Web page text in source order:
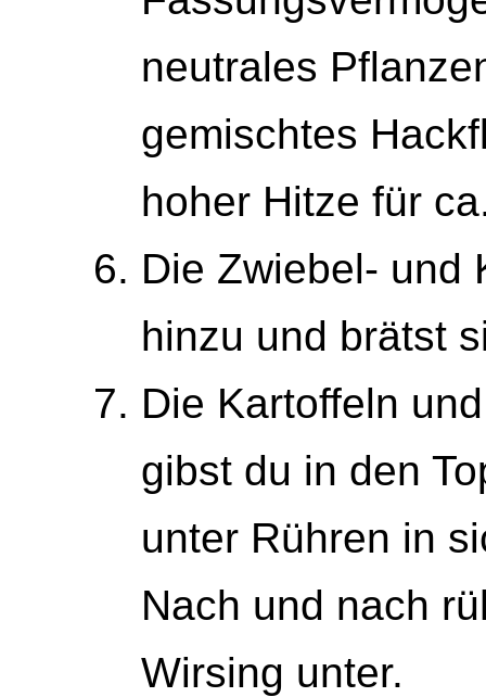
neutrales
gemischtes
hoher Hitze für
Die Zwiebel- und
hinzu und brätst
Die Kartoffeln
gibst du in den
unter Rühren in
Nach und nach
Wirsing unter.